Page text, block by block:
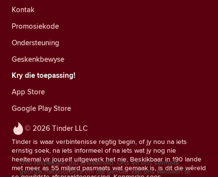
© 2026 Tinder LLC
Tinder is waar verbintenisse regtig begin, of jy nou na iets
ernstig soek, na iets informeel of na iets wat jy nog nie
heeltemal vir jouself uitgewerk het nie. Beskikbaar in 190 lande
met meer as 55 miljard pasmaats wat gemaak is, is dit die wêreld
Kontak
Promosiekode
Ondersteuning
Geskenkbewyse
Kry die toepassing!
App Store
Google Play Store
Ons respekteer jou privaatheid. Ons en ons vennote
gebruik naspoorders om die gehoor van ons webwerf te